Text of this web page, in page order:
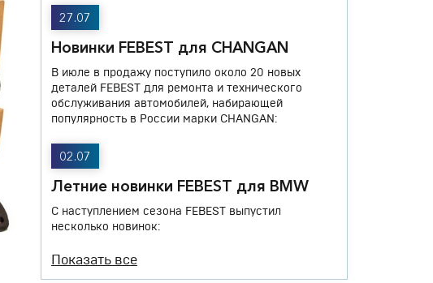
27.07
Новинки FEBEST для CHANGAN
В июле в продажу поступило около 20 новых
деталей FEBEST для ремонта и технического
обслуживания автомобилей, набирающей
популярность в России марки CHANGAN:
02.07
Летние новинки FEBEST для BMW
С наступлением сезона FEBEST выпустил
несколько новинок:
Показать все